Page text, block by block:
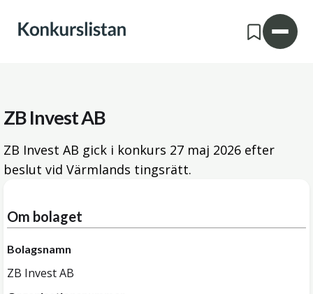
ZB Invest AB
ZB Invest AB gick i konkurs 27 maj 2026 efter
beslut vid Värmlands tingsrätt.
Om bolaget
Bolagsnamn
ZB Invest AB